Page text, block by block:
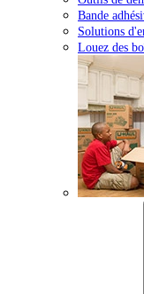
Bande
Solutions
Louez des